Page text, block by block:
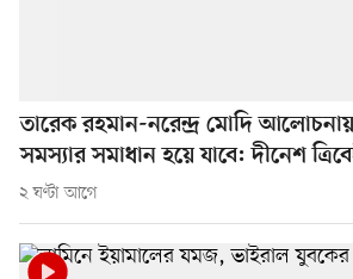
তারেক রহমান-নরেন্দ্র মোদি
সমস্যার সমাধান হয়ে যাবে: দীনেশ
২ ঘণ্টা আগে